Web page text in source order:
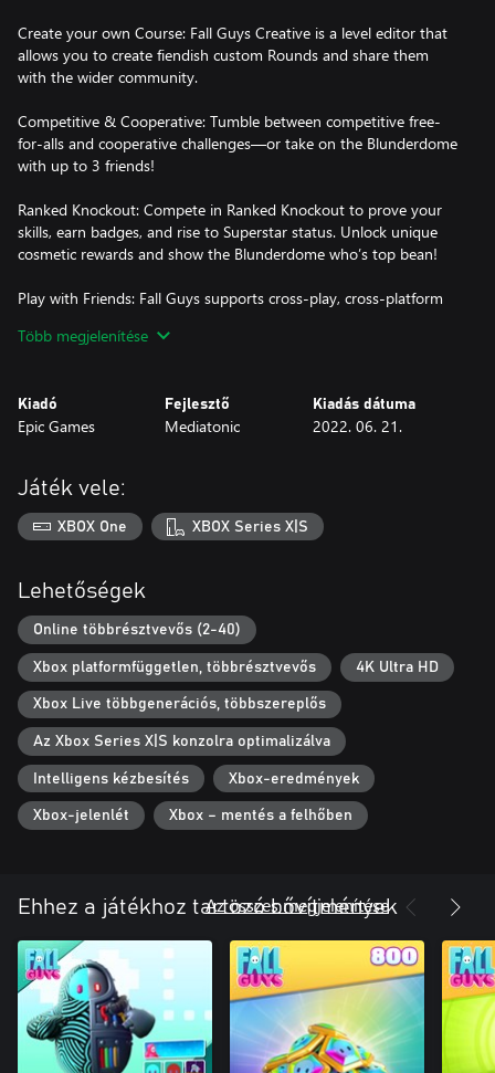
Create your own Course: Fall Guys Creative is a level editor that
allows you to create fiendish custom Rounds and share them
with the wider community.
Competitive & Cooperative: Tumble between competitive free-
for-alls and cooperative challenges—or take on the Blunderdome
with up to 3 friends!
Ranked Knockout: Compete in Ranked Knockout to prove your
skills, earn badges, and rise to Superstar status. Unlock unique
cosmetic rewards and show the Blunderdome who’s top bean!
Play with Friends: Fall Guys supports cross-play, cross-platform
extravagant Celebrations and share your flair with Emotes!
store and are subject to availability. Contains in-game purchases.
Több megjelenítése
Kiadó
Epic Games
Fejlesztő
Mediatonic
Kiadás dátuma
2022. 06. 21.
Játék vele:
XBOX One XBOX Series X|S
Lehetőségek
Online többrésztvevős (2-40)
Xbox platformfüggetlen, többrésztvevős 4K Ultra HD
Xbox Live többgenerációs, többszereplős
Az Xbox Series X|S konzolra optimalizálva
Intelligens kézbesítés Xbox-eredmények
Xbox-jelenlét Xbox – mentés a felhőben
Ehhez a játékhoz tartozó bővítmények
Az összes megjelenítése